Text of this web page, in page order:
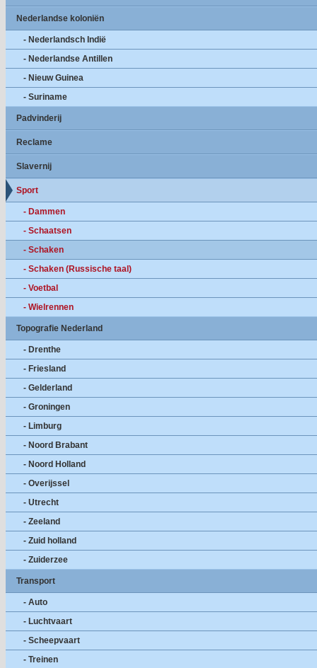
Nederlandse koloniën
- Nederlandsch Indië
- Nederlandse Antillen
- Nieuw Guinea
- Suriname
Padvinderij
Reclame
Slavernij
Sport
- Dammen
- Schaatsen
- Schaken
- Schaken (Russische taal)
- Voetbal
- Wielrennen
Topografie Nederland
- Drenthe
- Friesland
- Gelderland
- Groningen
- Limburg
- Noord Brabant
- Noord Holland
- Overijssel
- Utrecht
- Zeeland
- Zuid holland
- Zuiderzee
Transport
- Auto
- Luchtvaart
- Scheepvaart
- Treinen